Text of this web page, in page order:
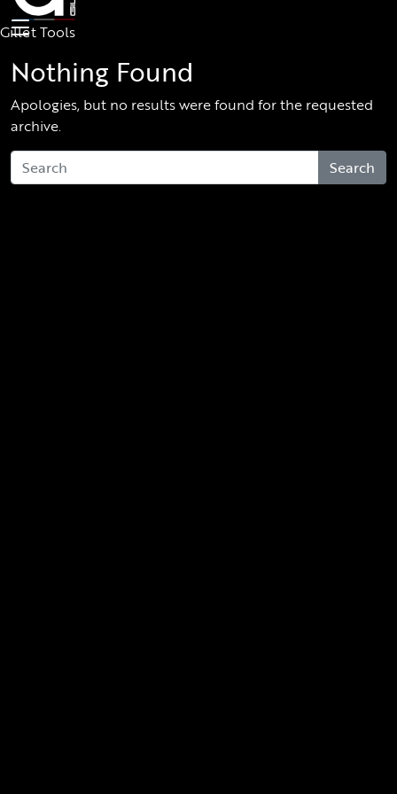
Skip to main content
Gillet Tools
Nothing Found
Apologies, but no results were found for the requested
archive.
Search